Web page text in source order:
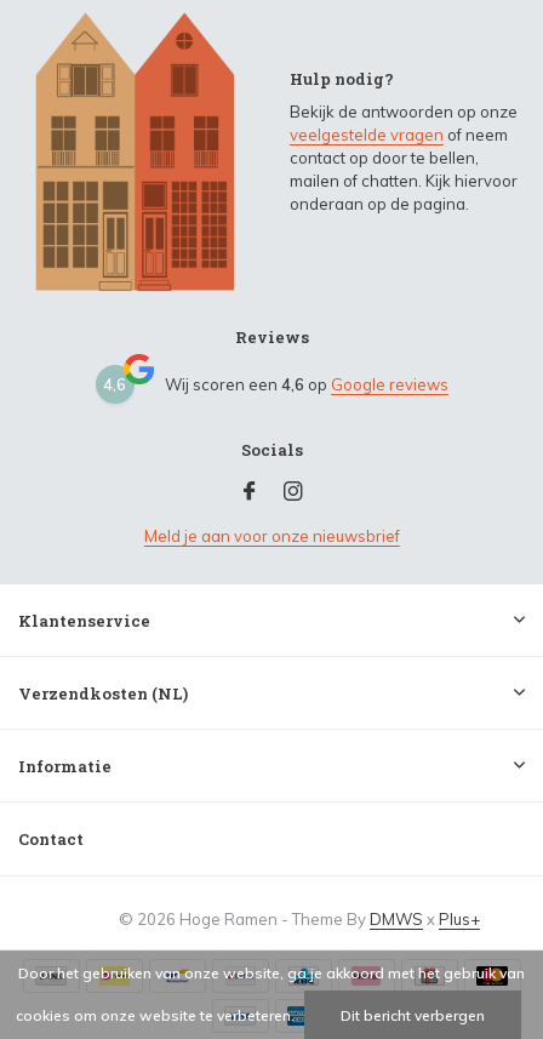
Hulp nodig?
Bekijk de antwoorden op onze
veelgestelde vragen of neem
contact op door te bellen,
mailen of chatten. Kijk hiervoor
onderaan op de pagina.
Reviews
4,6 Wij scoren een 4,6 op Google reviews
Socials
Meld je aan voor onze nieuwsbrief
Klantenservice
Verzendkosten (NL)
Informatie
Contact
© 2026 Hoge Ramen - Theme ByDMWS xPlus+
Door het gebruiken van onze website, ga je akkoord met het gebruik van
cookies om onze website te verbeteren. Dit bericht verbergen